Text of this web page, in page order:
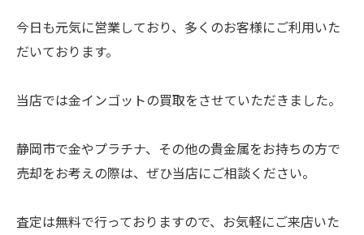
今日も元気に営業しており、多くのお客様にご利用いた
だいております。
当店では金インゴットの買取をさせていただきました。
静岡市で金やプラチナ、その他の貴金属をお持ちの方で
売却をお考えの際は、ぜひ当店にご相談ください。
査定は無料で行っておりますので、お気軽にご来店いた